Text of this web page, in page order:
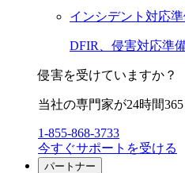
インシデント対応
DFIR、侵害対応準
侵害を受けていますか？
当社の専門家が24時間
1-855-868-3733
今すぐサポートを受ける
パートナー